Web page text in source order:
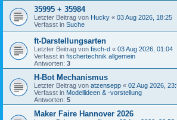
35995 + 35984
Letzter Beitrag von Hucky « 03 Aug 2026, 18:25
Verfasst in Suche
ft-Darstellungsarten
Letzter Beitrag von fisch-d « 03 Aug 2026, 01:04
Verfasst in fischertechnik allgemein
Antworten: 3
H-Bot Mechanismus
Letzter Beitrag von atzensepp « 02 Aug 2026,
Verfasst in Modellideen & -vorstellung
Antworten: 5
Maker Faire Hannover 2026